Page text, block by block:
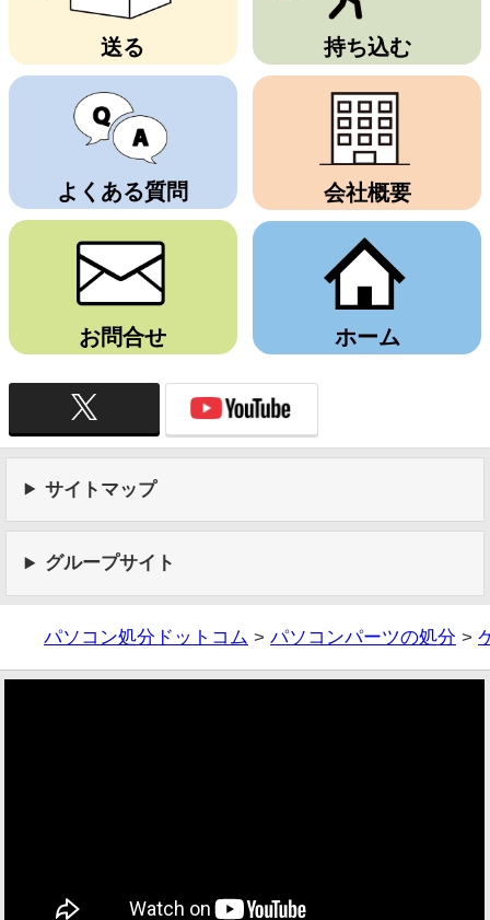
送る 持ち込む
よくある質問 会社概要
お問合せ ホーム
サイトマップ
グループサイト
パソコン処分ドットコム > パソコンパーツの処分 >